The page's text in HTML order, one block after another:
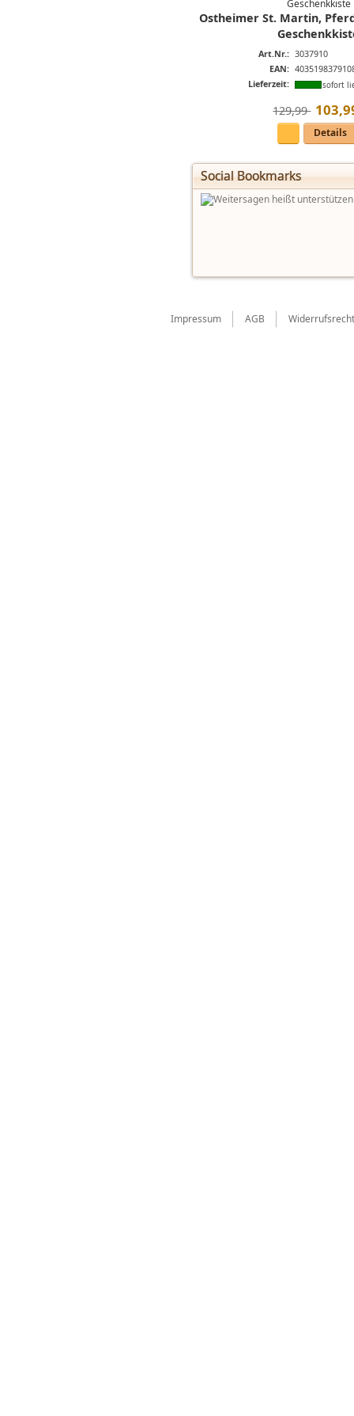
Ostheimer St. Martin,
Art.Nr.: 3037910
EAN:
Lieferzeit:
sofort
129,99  103,
Details
Social Bookmarks
Impressum AGB Widerrufsrecht